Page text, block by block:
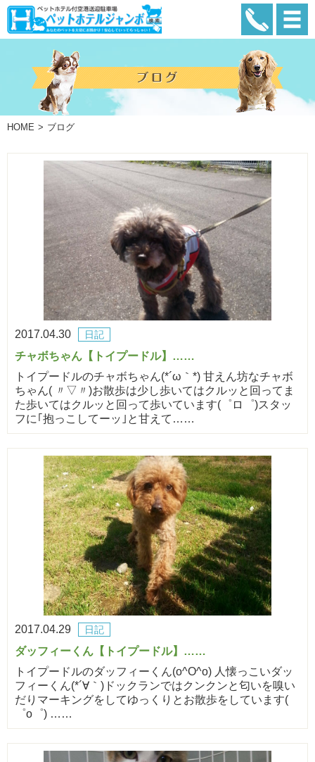
HOME ブログ
2017.04.30 日記
チャボちゃん【トイプードル】……
トイプードルのチャボちゃん(*´ω｀*) 甘えん坊なチャボ
ちゃん( 〃▽〃)お散歩は少し歩いてはクルッと回ってま
た歩いてはクルッと回って歩いています(゜ロ゜)スタッ
フに｢抱っこしてーッ｣と甘えて……
2017.04.29 日記
ダッフィーくん【トイプードル】……
トイプードルのダッフィーくん(o^O^o) 人懐っこいダッ
フィーくん(*´∀｀)ドックランではクンクンと匂いを嗅い
だりマーキングをしてゆっくりとお散歩をしています(
゜o゜) ……